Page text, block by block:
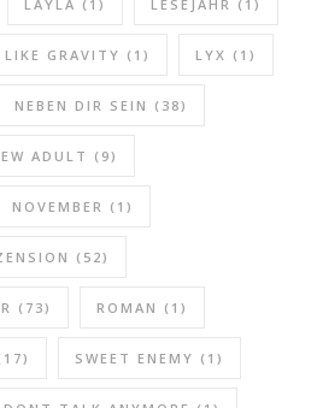
LAYLA (1) LESEJAHR (1)
LIKE GRAVITY (1) LYX (1)
NEBEN DIR SEIN (38)
ADULT (9)
NOVEMBER (1)
(52)
(73) ROMAN (1)
SWEET ENEMY (1)